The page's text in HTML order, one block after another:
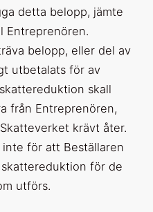
detta belopp, jämte
Entreprenören.
belopp, eller del av
utbetalats för av
skall
från Entreprenören,
krävt åter.
för att Beställaren
för de
utförs.